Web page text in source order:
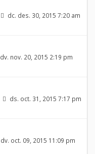
dc. des. 30, 2015 7:20 am
dv. nov. 20, 2015 2:19 pm
ds. oct. 31, 2015 7:17 pm
dv. oct. 09, 2015 11:09 pm